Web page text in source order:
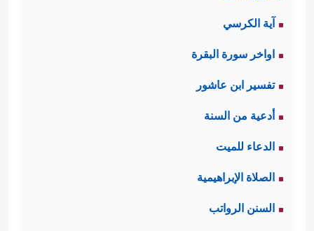
آية الكرسي
اواخر سورة البقرة
تفسير ابن عاشور
أدعية من السنة
الدعاء للميت
الصلاة الإبراهيمية
السنن الرواتب